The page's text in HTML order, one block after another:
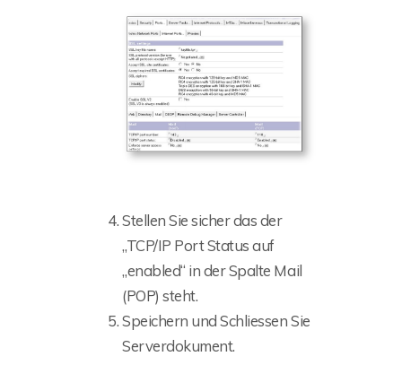
Stellen Sie sicher das der
„TCP/IP Port Status auf
„enabled“ in der Spalte Mail
(POP) steht.
Speichern und Schliessen Sie
Serverdokument.